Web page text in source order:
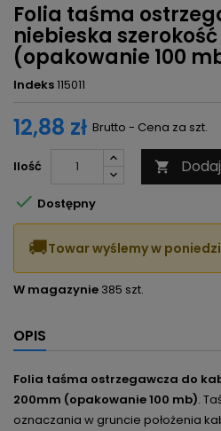
Folia taśma
niebieska
(opakowanie 100
Indeks115011
12,88 zł Brutto - Cena za szt.
Ilość 
 Dostępny
🚚Towar wyślemy w
W magazynie 385 szt.
OPIS
Folia taśma ostrzegawcza do
200mm (opakowanie 100 mb).
oznaczania w gruncie położenia